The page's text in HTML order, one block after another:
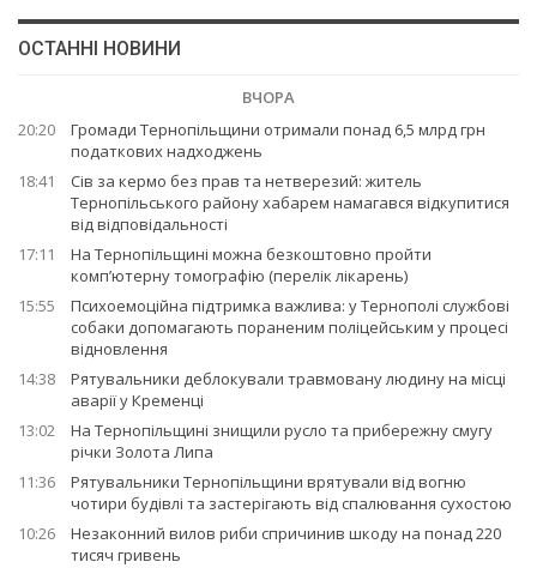
ОСТАННІ НОВИНИ
ВЧОРА
20:20
Громади Тернопільщини отримали понад 6,5 млрд грн
податкових надходжень
18:41
Сів за кермо без прав та нетверезий: житель
Тернопільського району хабарем намагався відкупитися
від відповідальності
17:11
На Тернопільщині можна безкоштовно пройти
комп’ютерну томографію (перелік лікарень)
15:55
Психоемоційна підтримка важлива: у Тернополі службові
собаки допомагають пораненим поліцейським у процесі
відновлення
14:38
Рятувальники деблокували травмовану людину на місці
аварії у Кременці
13:02
На Тернопільщині знищили русло та прибережну смугу
річки Золота Липа
11:36
Рятувальники Тернопільщини врятували від вогню
чотири будівлі та застерігають від спалювання сухостою
10:26
Незаконний вилов риби спричинив шкоду на понад 220
тисяч гривень